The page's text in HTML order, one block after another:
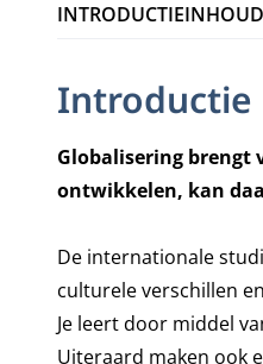
INTRODUCTIEINHOUD
Introductie
Globalisering brengt
ontwikkelen, kan
De internationale
culturele verschillen
Je leert door middel
Uiteraard maken ook